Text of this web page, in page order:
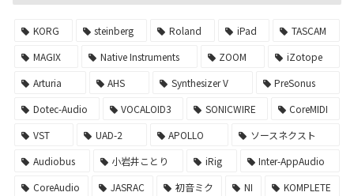
KORG steinberg Roland iPad
TASCAM
MAGIX
Native Instruments ZOOM
iZotope
Arturia
AHS Synthesizer V
PreSonus
Dotec-Audio
VOCALOID3 SONICWIRE
CoreMIDI
VST
UAD-2 APOLLO
ソースネクスト
Audiobus
小岩井ことり iRig
Inter-AppAudio
CoreAudio
JASRAC 初音ミク NI
KOMPLETE